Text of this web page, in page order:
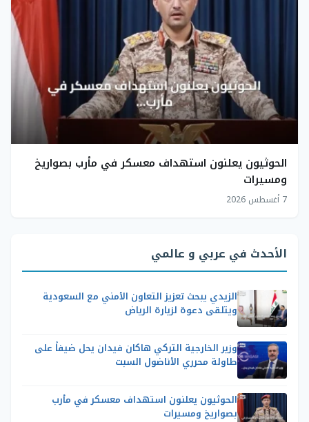
الحوثيون يعلنون استهداف معسكر في مأرب بصواريخ
ومسيرات
7 أغسطس 2026
الأحدث في عربي و عالمي
الزيدي يبحث تعزيز التعاون الأمني مع السعودية
ويتلقى دعوة لزيارة الرياض
وزير الخارجية التركي هاكان فيدان يحل ضيفاً على
طاولة محرري الأناضول السبت
الحوثيون يعلنون استهداف معسكر في مأرب
بصواريخ ومسيرات